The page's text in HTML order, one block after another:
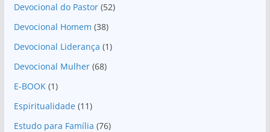
Devocional do Pastor(52)
Devocional Homem (38)
Devocional Liderança (1)
Devocional Mulher(68)
E-BOOK (1)
Espiritualidade(11)
Estudo para Família (76)